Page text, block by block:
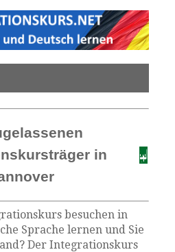
in
besuchen in
Sprache lernen und Sie
Der Integrationskurs